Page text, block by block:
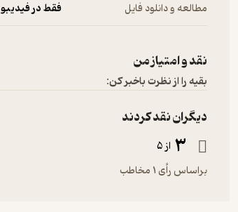
مطالعه و دانلود فایل فقط در فیدیبو
نقد و امتیاز من
بقیه را از نظرت باخبر کن:
دیگران نقد کردند
3 از 5
براساس رأی 1 مخاطب